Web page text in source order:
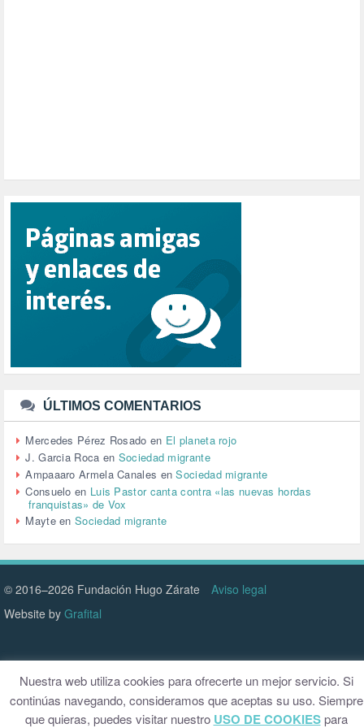
PUERTO DE VALENCIA (1)
RACISMO (1)
RELIGIÓN (114)
REPUBLICA (1)
SALUD (108)
SENSIBILIZACIÓN (576)
SINDICATOS (12)
TTIP (6)
URBANISMO (1)
URBANIZACIÓN (1)
VEJEZ (1)
VENEZUELA (3)
VENEZULA (1)
VIAJES (1)
VIOLENCIA (2)
VIOLENCIA DE GÉNERO (223)
VIVIENDA (9)
VOLODIMIR ZELENSKY (1)
ÚLTIMOS COMENTARIOS
Mercedes Pérez Rosado en El planeta rojo
J. Garcia Roca en Sociedad migrante
Ampaaaro Armela Canales enSociedad migrante
Consuelo en Luis Pastor canta contra «las nuevas hordas
franquistas» de Vox
MayteenSociedad migrante
© 2016–2026 Fundación Hugo Zárate
Aviso legal
Website by Grafital
Nuestra web utiliza cookies para ofrecerte un mejor servicio. Si
continúas navegando, consideramos que aceptas su uso. Siempre
que quieras, puedes visitar nuestro USO DE COOKIESpara